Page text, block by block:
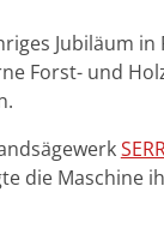
Jubiläum
Forst- und
die Maschine